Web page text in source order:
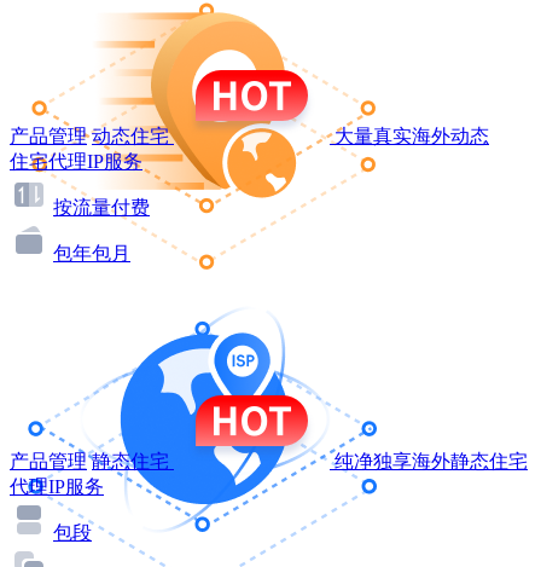
产品管理 动态住宅
大量真实海外动态
住宅代理IP服务
按流量付费
包年包月
产品管理 静态住宅
纯净独享海外静态住宅
代理IP服务
包段